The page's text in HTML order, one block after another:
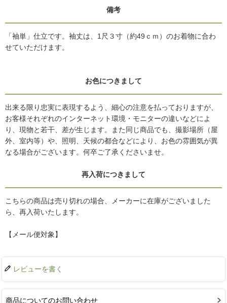
備考
「袖単」仕立です。袖丈は、1尺３寸（約49ｃｍ）のお着物に合わ
せていただけます。
お色につきまして
出来る限り忠実に表現するよう、細心の注意を払っておりますが、
お客様それぞれのインターネット環境・モニターの違いなどによ
り、現物と若干、差が生じます。また同じ商品でも、撮影場所（屋
外、室内等）や、照明、天候の都合などにより、お色の雰囲気が異
なる場合がございます。何卒ご了承くださいませ。
再入荷につきまして
こちらの商品は売り切れの場合、メーカーに在庫がございました
ら、再入荷いたします。
【メール便対象】
レビューを書く
商品についてのお問い合わせ